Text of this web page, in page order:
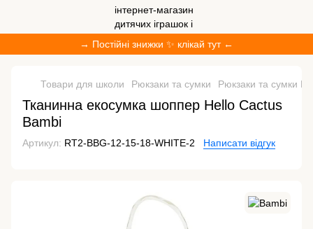
→ Постійні знижки ✨ клікай тут ←
Товари для школи Рюкзаки та сумки Рюкзаки та сумки
Тканинна екосумка шоппер Hello Cactus
Bambi
Артикул: RT2-BBG-12-15-18-WHITE-2 Написати відгук